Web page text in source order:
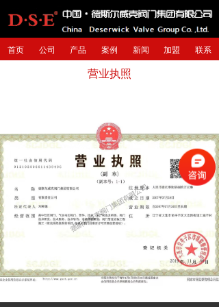
首页 公司 产品 案例 新闻 加盟 联系
营业执照